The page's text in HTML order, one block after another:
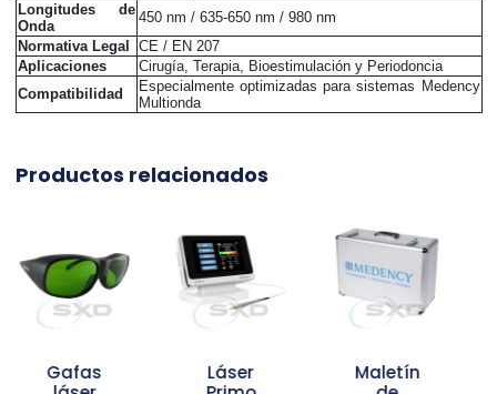
Longitudes de
Onda
450 nm / 635-650 nm / 980 nm
Normativa Legal
CE / EN 207
Aplicaciones
Cirugía, Terapia, Bioestimulación y Periodoncia
Compatibilidad
Especialmente optimizadas para sistemas Medency
Multionda
Productos relacionados
Maletín
Pieza de